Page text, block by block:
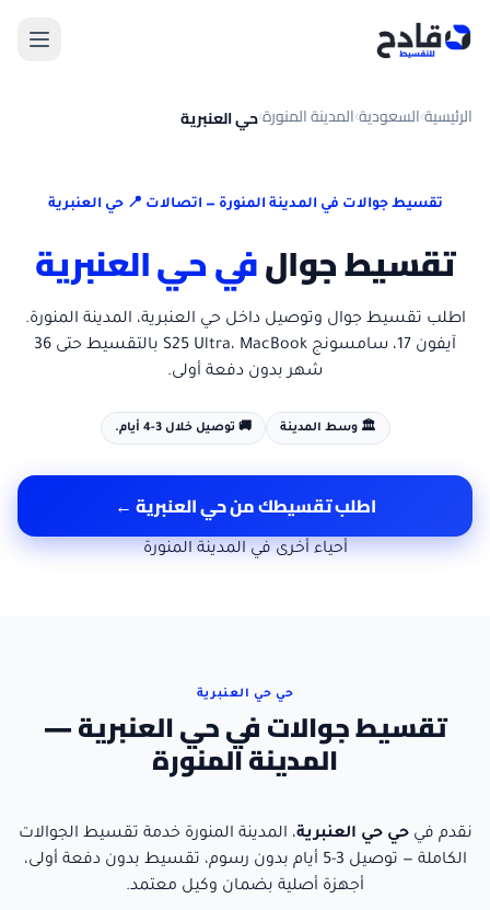
الرئيسية›السعودية›المدينة المنورة›حي العنبرية
تقسيط جوالات في المدينة المنورة — اتصالات 📍حي العنبرية
تقسيط جوالفيحي العنبرية
اطلب تقسيط جوال وتوصيل داخل حي العنبرية، المدينة المنورة.
آيفون 17، سامسونج S25 Ultra، MacBook بالتقسيط حتى 36
شهر بدون دفعة أولى.
🏛️وسط المدينة 🚚 توصيل خلال 3-4 أيام.
اطلب تقسيطك منحي العنبرية ←
أحياء أخرى في المدينة المنورة
حي حي العنبرية
تقسيط جوالات في حي العنبرية —
المدينة المنورة
نقدم فيحيحي العنبرية، المدينة المنورة خدمة تقسيط الجوالات
الكاملة — توصيل 3-5 أيام
بدون رسوم، تقسيط بدون دفعة أولى،
أجهزة أصلية بضمان وكيل معتمد.